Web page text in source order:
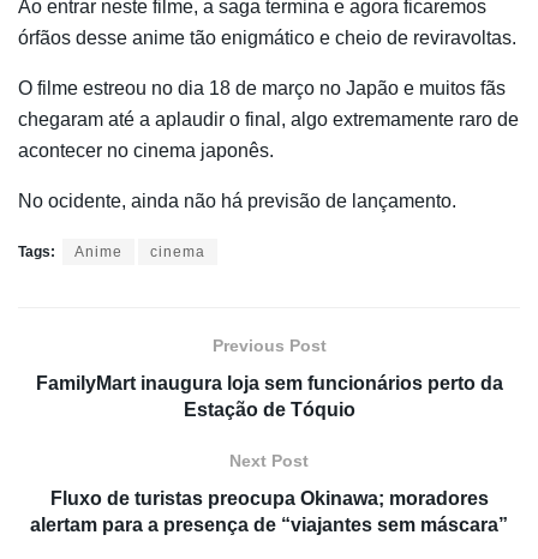
Ao entrar neste filme, a saga termina e agora ficaremos
órfãos desse anime tão enigmático e cheio de reviravoltas.
O filme estreou no dia 18 de março no Japão e muitos fãs
chegaram até a aplaudir o final, algo extremamente raro de
acontecer no cinema japonês.
No ocidente, ainda não há previsão de lançamento.
Tags: Anime cinema
Previous Post
FamilyMart inaugura loja sem funcionários perto da
Estação de Tóquio
Next Post
Fluxo de turistas preocupa Okinawa; moradores
alertam para a presença de “viajantes sem máscara”